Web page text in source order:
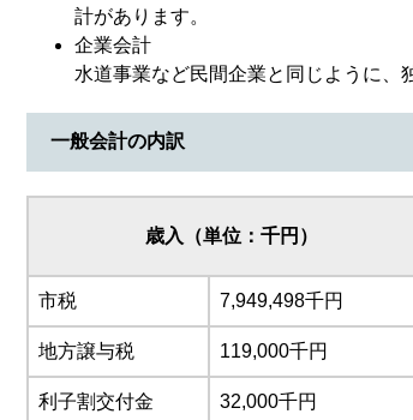
計があります。
企業会計
水道事業など民間企業と同じように、
一般会計の内訳
歳入（単位：千円）
市税 7,949,498千円
地方譲与税 119,000千円
利子割交付金 32,000千円